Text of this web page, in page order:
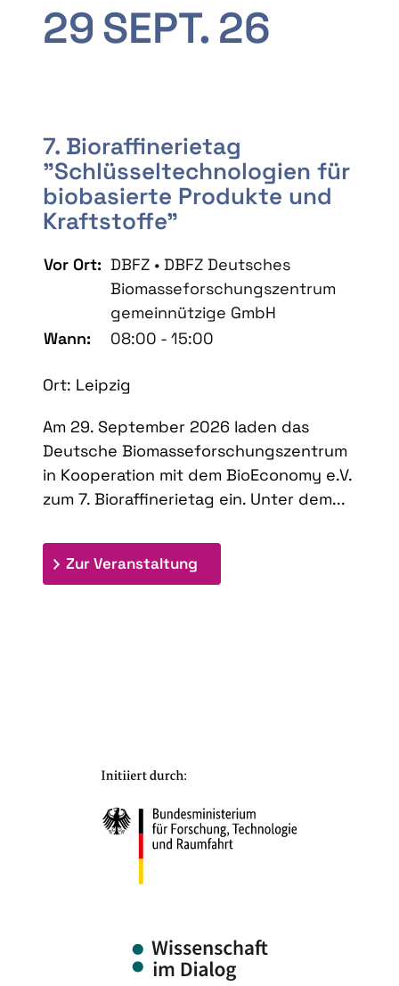
29SEPT. 26
7. Bioraffinerietag
"Schlüsseltechnologien für
biobasierte Produkte und
Kraftstoffe"
Vor Ort: DBFZ • DBFZ Deutsches
Biomasseforschungszentrum
gemeinnützige GmbH
Wann:
08:00 - 15:00
Ort: Leipzig
Am 29. September 2026 laden das
Deutsche Biomasseforschungszentrum
in Kooperation mit dem BioEconomy e.V.
zum 7. Bioraffinerietag ein. Unter dem...
Zur Veranstaltung